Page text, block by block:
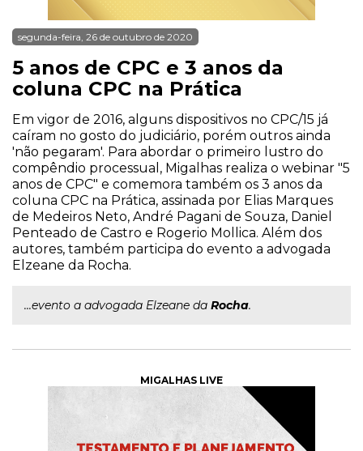
segunda-feira, 26 de outubro de 2020
5 anos de CPC e 3 anos da
coluna CPC na Prática
Em vigor de 2016, alguns dispositivos no CPC/15 já
caíram no gosto do judiciário, porém outros ainda
'não pegaram'. Para abordar o primeiro lustro do
compêndio processual, Migalhas realiza o webinar "5
anos de CPC" e comemora também os 3 anos da
coluna CPC na Prática, assinada por Elias Marques
de Medeiros Neto, André Pagani de Souza, Daniel
Penteado de Castro e Rogerio Mollica. Além dos
autores, também participa do evento a advogada
Elzeane da Rocha.
...evento a advogada Elzeane da Rocha.
MIGALHAS LIVE